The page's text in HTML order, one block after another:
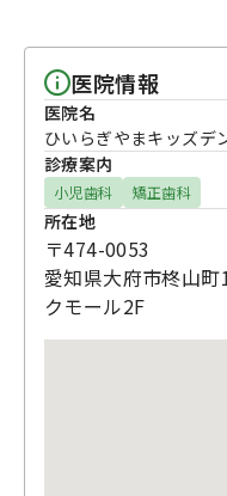
医院情報
医院名
ひいらぎやまキッズデ
診療案内
小児歯科 矯正歯科
所在地
〒474-0053
愛知県大府市柊山
クモール2F